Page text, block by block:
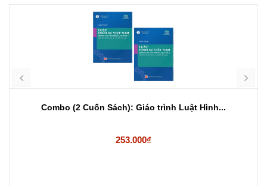
Combo (2 Cuốn Sách): Giáo trình Luật Hình...
253.000₫